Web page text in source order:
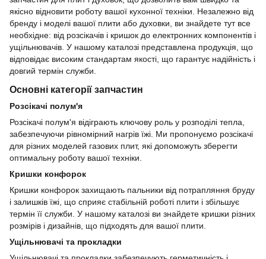
якісно відновити роботу вашої кухонної техніки. Незалежно від
бренду і моделі вашої плити або духовки, ви знайдете тут все
необхідне: від розсікачів і кришок до електронних компонентів і
ущільнювачів. У нашому каталозі представлена продукція, що
відповідає високим стандартам якості, що гарантує надійність і
довгий термін служби.
Основні категорії запчастин
Розсікачі полум'я
Розсікачі полум'я відіграють ключову роль у розподілі тепла,
забезпечуючи рівномірний нагрів їжі. Ми пропонуємо розсікачі
для різних моделей газових плит, які допоможуть зберегти
оптимальну роботу вашої техніки.
Кришки конфорок
Кришки конфорок захищають пальники від потрапляння бруду
і залишків їжі, що сприяє стабільній роботі плити і збільшує
термін її служби. У нашому каталозі ви знайдете кришки різних
розмірів і дизайнів, що підходять для вашої плити.
Ущільнювачі та прокладки